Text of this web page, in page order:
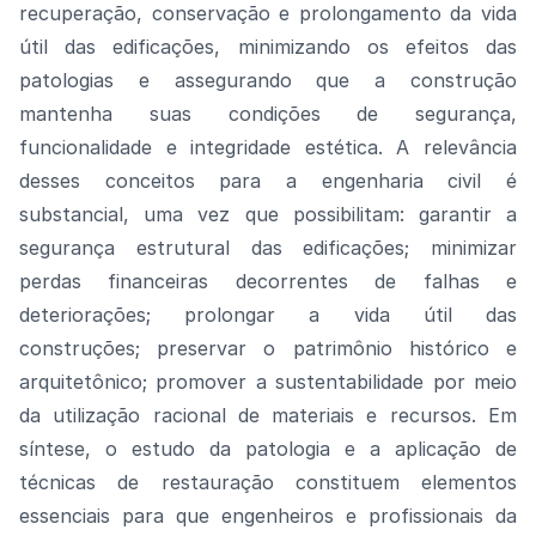
recuperação, conservação e prolongamento da vida
útil das edificações, minimizando os efeitos das
patologias e assegurando que a construção
mantenha suas condições de segurança,
funcionalidade e integridade estética.
A relevância
desses conceitos para a engenharia civil é
substancial, uma vez que possibilitam: garantir a
segurança estrutural das edificações; minimizar
perdas financeiras decorrentes de falhas e
deteriorações; prolongar a vida útil das
construções; preservar o patrimônio histórico e
arquitetônico; promover a sustentabilidade por meio
da utilização racional de materiais e recursos. Em
síntese, o estudo da patologia e a aplicação de
técnicas de restauração constituem elementos
essenciais para que engenheiros e profissionais da